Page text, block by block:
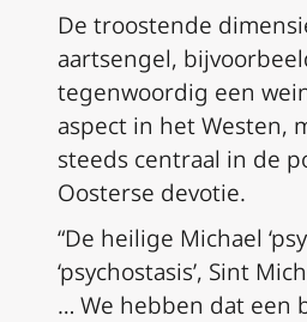
De troostende
aartsengel,
tegenwoordig een
aspect in het Westen,
steeds centraal in de
Oosterse devotie.
“De heilige Michael
‘psychostasis’, Sint
… We hebben dat een